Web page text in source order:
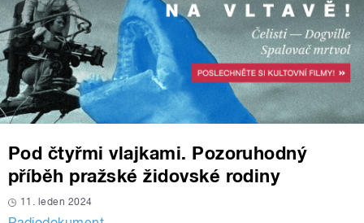
Pod čtyřmi vlajkami. Pozoruhodný
příběh pražské židovské rodiny
11. leden 2024